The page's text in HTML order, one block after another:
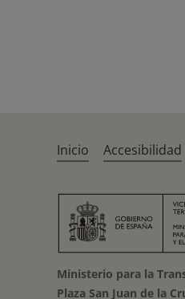
Inicio Accesibilidad
Ministerio para la
Plaza San Juan de la